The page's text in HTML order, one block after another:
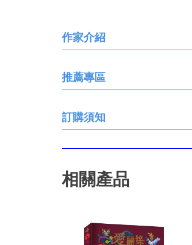
作家介紹
推薦專區
訂購須知
相關產品